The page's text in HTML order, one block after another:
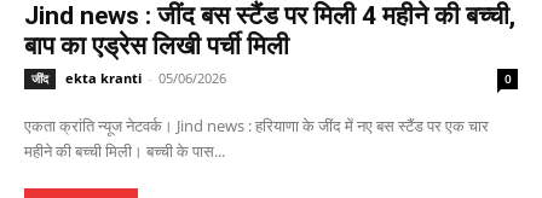
Jind news : जींद बस स्टैंड पर मिली 4 महीने की बच्ची,
बाप का एड्रेस लिखी पर्ची मिली
जींद ekta kranti - 05/06/2026 0
एकता क्रांति न्यूज नेटवर्क। Jind news : हरियाणा के जींद में नए बस स्टैंड पर एक चार
महीने की बच्ची मिली। बच्ची के पास...